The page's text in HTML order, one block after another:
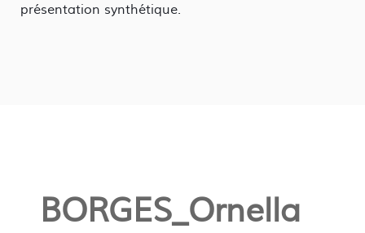
présentation synthétique.
BORGES_Ornella